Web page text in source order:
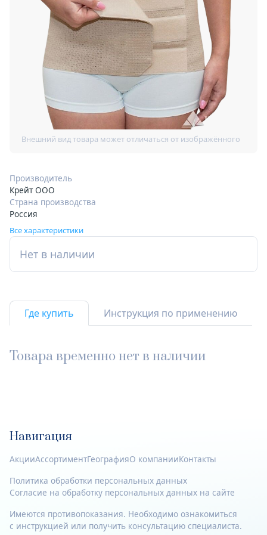
Производитель
Крейт ООО
Страна производства
Россия
Все характеристики
Нет в наличии
Где купить Инструкция по применению
Товара временно нет в наличии
Навигация
АкцииАссортиментГеографияО компанииКонтакты
Политика обработки персональных данных
Согласие на обработку персональных данных на сайте
Имеются противопоказания. Необходимо ознакомиться
с инструкцией или получить консультацию специалиста.